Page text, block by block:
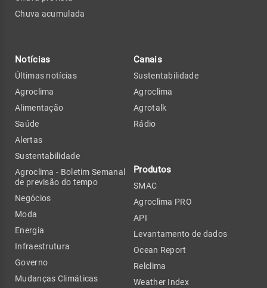
Chuva acumulada
Notícias
Últimas notícias
Agroclima
Alimentação
Saúde
Alertas
Sustentabilidade
Agroclima - Boletim Semanal
de previsão do tempo
Negócios
Moda
Energia
Infraestrutura
Governo
Mudanças Climáticas
Canais
Sustentabilidade
Agroclima
Agrotalk
Rádio
Produtos
SMAC
Agroclima PRO
API
Levantamento de dados
Ocean Report
Relclima
Weather Index